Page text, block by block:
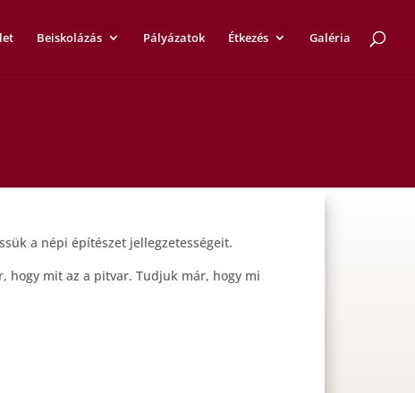
Beiskolázás Pályázatok Étkezés Galéria
a népi építészet jellegzetességeit.
hogy mit az a pitvar. Tudjuk már, hogy mi